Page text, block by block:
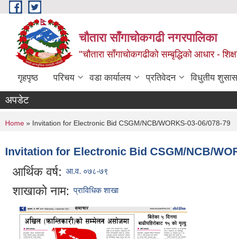
Skip to main content
चौतारा साँगाचोकगढी नगरपालिका
"चौतारा साँगाचोकगढीको सम्बृद्धिको आधार -
गृहपृष्ठ परिचय वडा कार्यालय प्रतिवेदन विधुतीय
अपडेट
You are here
Home » Invitation for Electronic Bid CSGM/NCB/WORKS-03-06/078-79
Invitation for Electronic Bid CSGM/NCB/
आर्थिक वर्ष: आ.व. ०७८-७९
शाखाको नाम: प्राविधिक शाखा